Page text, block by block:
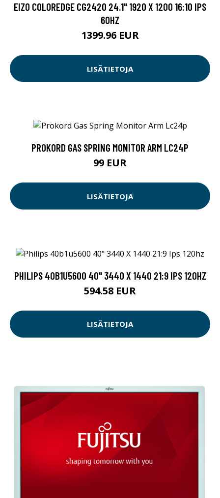
EIZO COLOREDGE CG2420 24.1" 1920 X 1200 16:10 IPS
60HZ
1399.96 EUR
LISÄTIETOJA
PROKORD GAS SPRING MONITOR ARM LC24P
99 EUR
LISÄTIETOJA
PHILIPS 40B1U5600 40" 3440 X 1440 21:9 IPS 120HZ
594.58 EUR
LISÄTIETOJA